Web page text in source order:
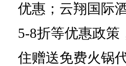
优惠；云翔国际
5-8折等优惠政策
住赠送免费火锅